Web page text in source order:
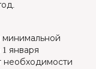
минимальной
января
необходимости